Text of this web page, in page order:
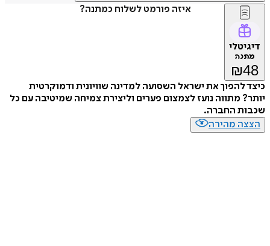
איזה פורמט לשלוח כמתנה?
דיגיטלי
מתנה
₪48
כיצד להפוך את ישראל השסועה למדינה שוויונית ודמוקרטית
יותר? מתווה נועז לצמצום פערים וליצירת צמיחה שמיטיבה עם כל
שכבות החברה.
הצצה מהירה